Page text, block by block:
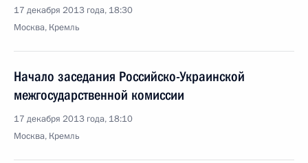
17 декабря 2013 года, 18:30
Москва, Кремль
Начало заседания Российско-Украинской
межгосударственной комиссии
17 декабря 2013 года, 18:10
Москва, Кремль